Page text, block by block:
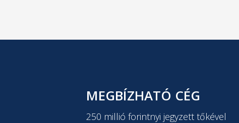
MEGBÍZHATÓ CÉG
250 millió forintnyi jegyzett tőkével